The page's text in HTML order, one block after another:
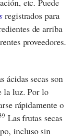
etc. Puede
registrados para
de arriba
proveedores.
ácidas secas son
la luz. Por lo
rápidamente o
Las frutas secas
incluso sin